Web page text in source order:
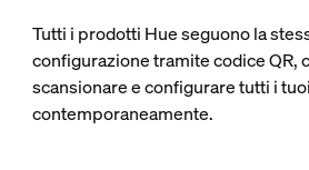
Tutti i prodotti Hue seguono la
configurazione tramite codice QR,
scansionare e configurare tutti i
contemporaneamente.